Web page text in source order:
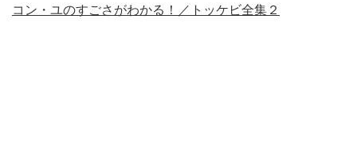
コン・ユのすごさがわかる！／トッケビ全集２